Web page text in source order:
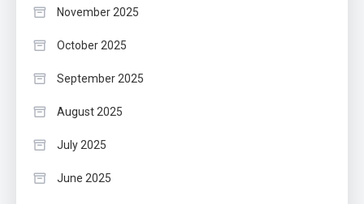
November 2025
October 2025
September 2025
August 2025
July 2025
June 2025